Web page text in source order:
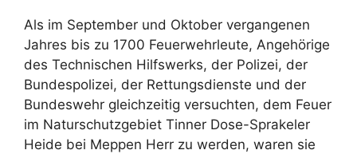
Als im September und Oktober vergangenen
Jahres bis zu 1700 Feuerwehrleute, Angehörige
des Technischen Hilfswerks, der Polizei, der
Bundespolizei, der Rettungsdienste und der
Bundeswehr gleichzeitig versuchten, dem Feuer
im Naturschutzgebiet Tinner Dose-Sprakeler
Heide bei Meppen Herr zu werden, waren sie